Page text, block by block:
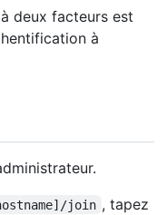
deux facteurs est
à
join , tapez